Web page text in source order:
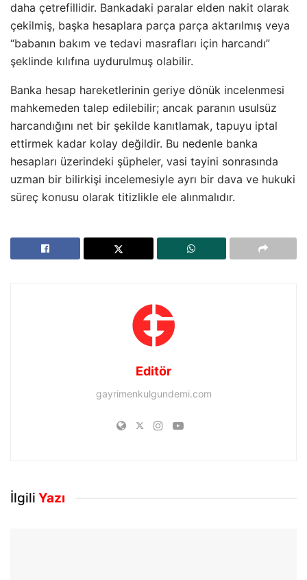
daha çetrefillidir. Bankadaki paralar elden nakit olarak
çekilmiş, başka hesaplara parça parça aktarılmış veya
“babanın bakım ve tedavi masrafları için harcandı”
şeklinde kılıfına uydurulmuş olabilir.
Banka hesap hareketlerinin geriye dönük incelenmesi
mahkemeden talep edilebilir; ancak paranın usulsüz
harcandığını net bir şekilde kanıtlamak, tapuyu iptal
ettirmek kadar kolay değildir. Bu nedenle banka
hesapları üzerindeki şüpheler, vasi tayini sonrasında
uzman bir bilirkişi incelemesiyle ayrı bir dava ve hukuki
süreç konusu olarak titizlikle ele alınmalıdır.
Editör
gayrimenkulgundemi.com
İlgili Yazı